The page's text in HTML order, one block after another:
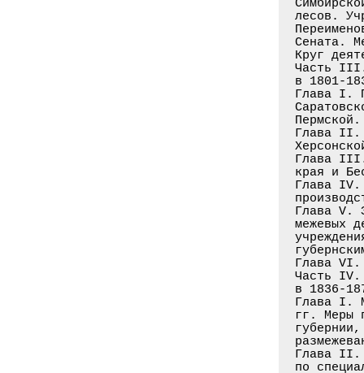
лесов.
Сената.
Круг
Часть III.
в 1801-
Глава I.
Глава II.
Глава III.
края и
Глава IV.
Глава V.
межевых
Глава
Часть IV.
в 1836-
Глава I.
гг. Меры
Глава II.
по